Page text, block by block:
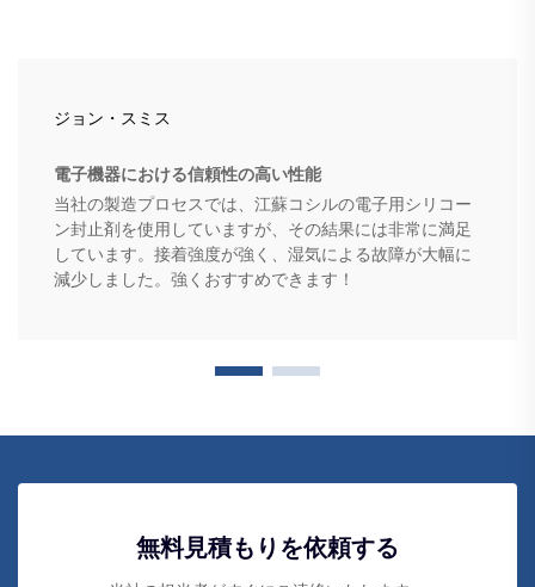
ジョン・スミス
電子機器における信頼性の高い性能
当社の製造プロセスでは、江蘇コシルの電子用シリコー
ン封止剤を使用していますが、その結果には非常に満足
しています。接着強度が強く、湿気による故障が大幅に
減少しました。強くおすすめできます！
無料見積もりを依頼する